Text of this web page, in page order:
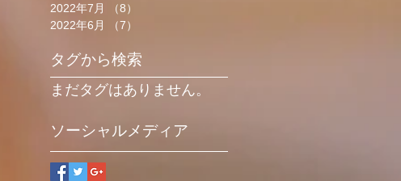
2022年7月
（8）
2022年6月
（7）
タグから検索
まだタグはありません。
ソーシャルメディア